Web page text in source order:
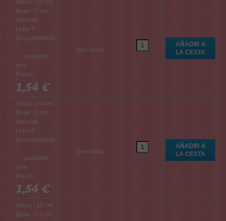
Altura : 10 cm,
Base : 2 cm,
Variante :
Letra Y
Disponibilidad
:
Precio :
1,54 €
(per unità)
Altura : 10 cm,
Base : 2 cm,
Variante :
Letra Z
Disponibilidad
:
Precio :
1,54 €
(per unità)
Altura : 15 cm,
Base : 2.5 cm,